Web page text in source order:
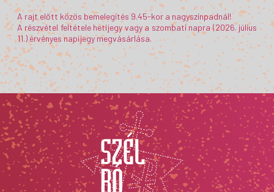
A rajt előtt közös bemelegítés 9.45-kor a nagyszínpadnál!
A részvétel feltétele hetijegy vagy a szombati napra (2026. július
11.) érvényes napijegy megvásárlása.